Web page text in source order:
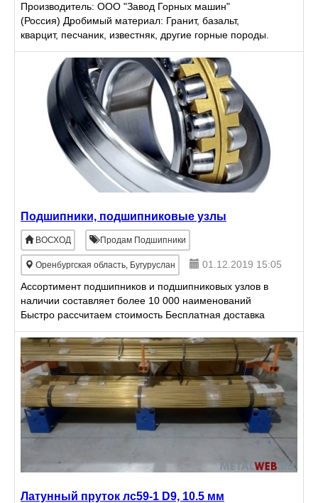
Производитель: ООО "Завод Горных машин"
(Россия) Дробимый материал: Гранит, базальт,
кварцит, песчаник, известняк, другие горные породы.
Гарантия 12 месяцев. Габариты, мм: 2500 х 2700 х
2600 Раз
Подшипники, подшипниковые узлы
ВОСХОД Продам Подшипники
Оренбургская область, Бугуруслан
01.12.2019 15:05
Ассортимент подшипников и подшипниковых узлов в
наличии составляет более 10 000 наименований
Быстро рассчитаем стоимость Бесплатная доставка
до ТК Гарантия на всю продукцию
Латунный пруток лс59-1 D9, 10.5 мм